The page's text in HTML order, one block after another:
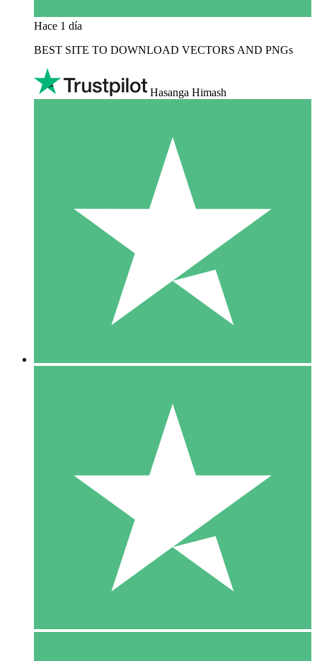
Hace 1 día
BEST SITE TO DOWNLOAD VECTORS AND PNGs
Hasanga Himash